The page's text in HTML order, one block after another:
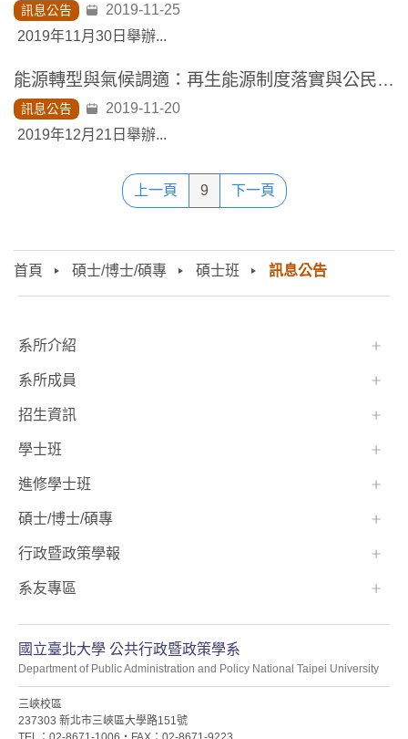
首頁 碩士/博士/碩專 碩士班 訊息公告
訊息公告
2019-11-25
2019年11月30日舉辦...
能源轉型與氣候調適：再生能源制度落實與公民溝通 研討會
訊息公告
2019-11-20
2019年12月21日舉辦...
上一頁 9 下一頁
:::
國立臺北大學 公共行政暨政策學系
Department of Public Administration and Policy National Taipei University
三峽校區
237303 新北市三峽區大學路151號
系所介紹
系所成員
招生資訊
學士班⠀⠀
進修學士班
碩士/博士/碩專
行政暨政策學報
系友專區